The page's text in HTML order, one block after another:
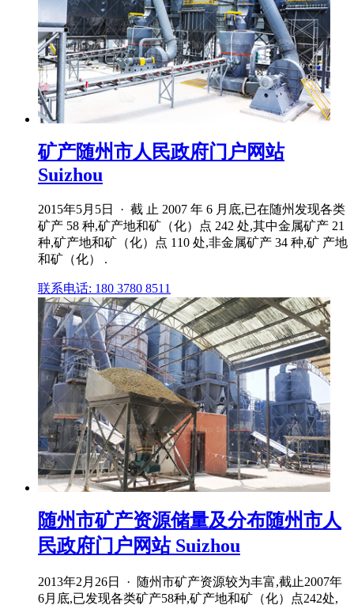
矿产随州市人民政府门户网站
Suizhou
2015年5月5日 · 截 止 2007 年 6 月底,已在随州发现各类
矿产 58 种,矿产地和矿（化）点 242 处,其中金属矿产 21
种,矿产地和矿（化）点 110 处,非金属矿产 34 种,矿 产地
和矿（化） .
联系电话: 180 3780 8511
随州市矿产资源储量及分布随州市人
民政府门户网站 Suizhou
2013年2月26日 · 随州市矿产资源较为丰富,截止2007年
6月底,已发现各类矿产58种,矿产地和矿（化）点242处,